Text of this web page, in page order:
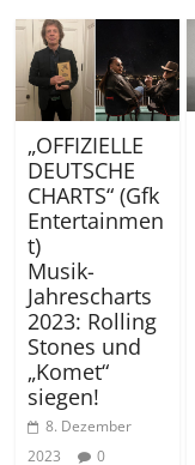
„OFFIZIELLE
DEUTSCHE
CHARTS“ (Gfk
Entertainmen
t)
Musik-
Jahrescharts
2023: Rolling
Stones und
„Komet“
siegen!
8. Dezember
2023
0